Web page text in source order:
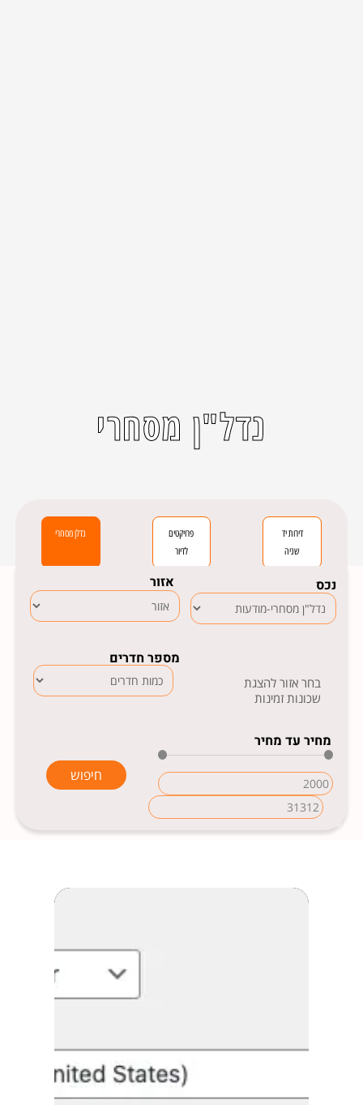
נדל"ן מסחרי
דירות יד
שניה
פרויקטים
לדיור
נדלן מסחרי
נכס אזור
בחר אזור להצגת
שכונות זמינות
מספר חדרים
מחיר עד מחיר
חיפוש